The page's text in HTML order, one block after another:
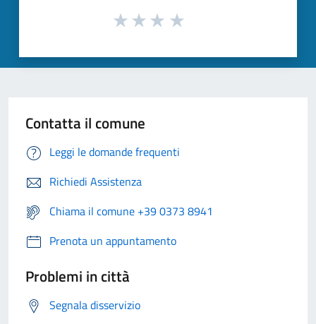
Contatta il comune
Leggi le domande frequenti
Richiedi Assistenza
Chiama il comune +39 0373 8941
Prenota un appuntamento
Problemi in città
Segnala disservizio